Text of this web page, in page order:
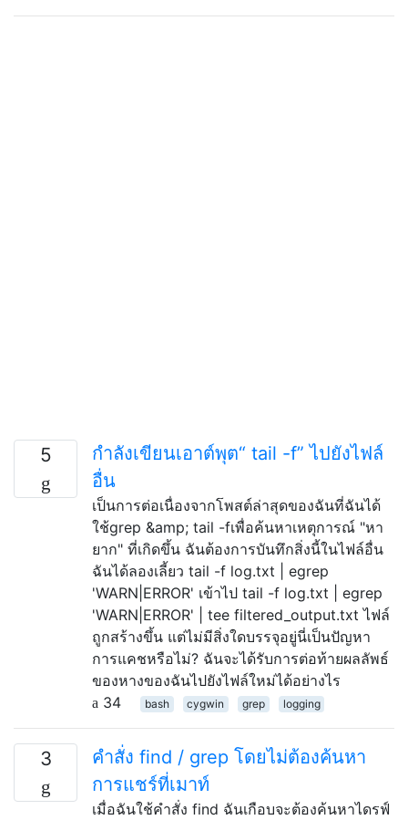
5
กำลังเขียนเอาต์พุต“ tail -f” ไปยังไฟล์
อื่น
เป็นการต่อเนื่องจากโพสต์ล่าสุดของฉันที่ฉันได้
ใช้grep &amp; tail -fเพื่อค้นหาเหตุการณ์ "หา
ยาก" ที่เกิดขึ้น ฉันต้องการบันทึกสิ่งนี้ในไฟล์อื่น
ฉันได้ลองเลี้ยว tail -f log.txt | egrep
'WARN|ERROR' เข้าไป tail -f log.txt | egrep
'WARN|ERROR' | tee filtered_output.txt ไฟล์
ถูกสร้างขึ้น แต่ไม่มีสิ่งใดบรรจุอยู่นี่เป็นปัญหา
การแคชหรือไม่? ฉันจะได้รับการต่อท้ายผลลัพธ์
ของหางของฉันไปยังไฟล์ใหม่ได้อย่างไร
34
bash cygwin grep logging
3
คำสั่ง find / grep โดยไม่ต้องค้นหา
การแชร์ที่เมาท์
เมื่อฉันใช้คำสั่ง find ฉันเกือบจะต้องค้นหาไดรฟ์